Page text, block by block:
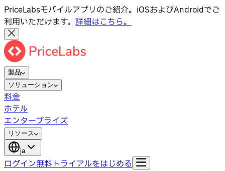
PriceLabsモバイルアプリのご紹介。iOSおよびAndroidでご
利用いただけます。 詳細はこちら。
製品
ソリューション
料金
ホテル
エンタープライズ
リソース
ja
ログイン無料トライアルをはじめる